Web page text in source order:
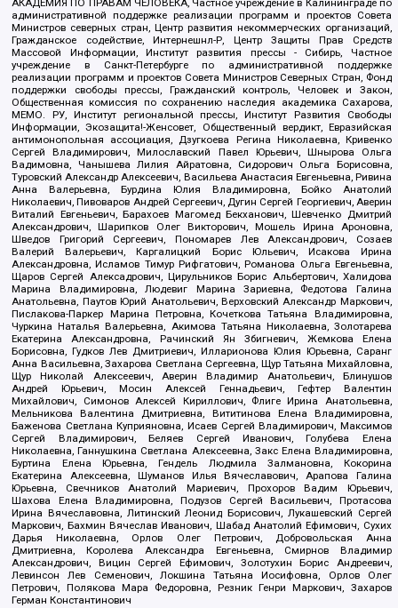
АКАДЕМИЯ ПО ПРАВАМ ЧЕЛОВЕКА, Частное учреждение в Калининграде по
административной поддержке реализации программ и проектов Совета
Министров северных стран, Центр развития некоммерческих организаций,
Гражданское содействие, Интернешнл-Р, Центр Защиты Прав Средств
Массовой Информации, Институт развития прессы - Сибирь, Частное
учреждение в Санкт-Петербурге по административной поддержке
реализации программ и проектов Совета Министров Северных Стран, Фонд
поддержки свободы прессы, Гражданский контроль, Человек и Закон,
Общественная комиссия по сохранению наследия академика Сахарова,
МЕМО. РУ, Институт региональной прессы, Институт Развития Свободы
Информации, Экозащита!-Женсовет, Общественный вердикт, Евразийская
антимонопольная ассоциация, Дзугкоева Регина Николаевна, Кривенко
Сергей Владимирович, Милославский Павел Юрьевич, Шнырова Ольга
Вадимовна, Чанышева Лилия Айратовна, Сидорович Ольга Борисовна,
Туровский Александр Алексеевич, Васильева Анастасия Евгеньевна, Ривина
Анна Валерьевна, Бурдина Юлия Владимировна, Бойко Анатолий
Николаевич, Пивоваров Андрей Сергеевич, Дугин Сергей Георгиевич, Аверин
Виталий Евгеньевич, Барахоев Магомед Бекханович, Шевченко Дмитрий
Александрович, Шарипков Олег Викторович, Мошель Ирина Ароновна,
Шведов Григорий Сергеевич, Пономарев Лев Александрович, Созаев
Валерий Валерьевич, Каргалицкий Борис Юльевич, Исакова Ирина
Александровна, Исламов Тимур Рифгатович, Романова Ольга Евгеньевна,
Щаров Сергей Алексадрович, Цирульников Борис Альбертович, Халидова
Марина Владимировна, Людевиг Марина Зариевна, Федотова Галина
Анатольевна, Паутов Юрий Анатольевич, Верховский Александр Маркович,
Пислакова-Паркер Марина Петровна, Кочеткова Татьяна Владимировна,
Чуркина Наталья Валерьевна, Акимова Татьяна Николаевна, Золотарева
Екатерина Александровна, Рачинский Ян Збигневич, Жемкова Елена
Борисовна, Гудков Лев Дмитриевич, Илларионова Юлия Юрьевна, Саранг
Анна Васильевна, Захарова Светлана Сергеевна, Щур Татьяна Михайловна,
Щур Николай Алексеевич, Аверин Владимир Анатольевич, Блинушов
Андрей Юрьевич, Мосин Алексей Геннадьевич, Гефтер Валентин
Михайлович, Симонов Алексей Кириллович, Флиге Ирина Анатольевна,
Мельникова Валентина Дмитриевна, Вититинова Елена Владимировна,
Баженова Светлана Куприяновна, Исаев Сергей Владимирович, Максимов
Сергей Владимирович, Беляев Сергей Иванович, Голубева Елена
Николаевна, Ганнушкина Светлана Алексеевна, Закс Елена Владимировна,
Буртина Елена Юрьевна, Гендель Людмила Залмановна, Кокорина
Екатерина Алексеевна, Шуманов Илья Вячеславович, Арапова Галина
Юрьевна, Свечников Анатолий Мариевич, Прохоров Вадим Юрьевич,
Шахова Елена Владимировна, Подузов Сергей Васильевич, Протасова
Ирина Вячеславовна, Литинский Леонид Борисович, Лукашевский Сергей
Маркович, Бахмин Вячеслав Иванович, Шабад Анатолий Ефимович, Сухих
Дарья Николаевна, Орлов Олег Петрович, Добровольская Анна
Дмитриевна, Королева Александра Евгеньевна, Смирнов Владимир
Александрович, Вицин Сергей Ефимович, Золотухин Борис Андреевич,
Левинсон Лев Семенович, Локшина Татьяна Иосифовна, Орлов Олег
Петрович, Полякова Мара Федоровна, Резник Генри Маркович, Захаров
Герман Константинович